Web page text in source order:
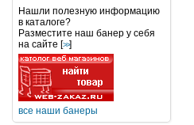
Нашли полезную информацию
в каталоге?
Разместите наш банер у себя
на сайте [>>]
все наши банеры